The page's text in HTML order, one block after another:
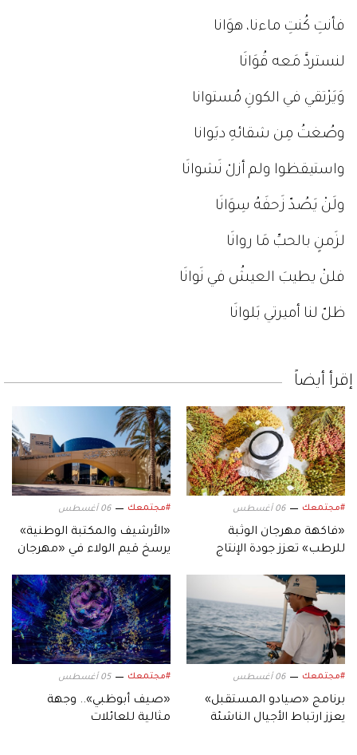
فأنتِ كُنتِ ماءنا، هوَانا
لنستردَّ مَعه قُوَانَا
وَيَرْتقي في الكونِ مُستوانا
وصُغتُ مِن شقائهِ ديَوانا
واستيقظوا ولم أزلْ نَشوانَا
ولَنْ يَصُدّ زَحفَهُ سِوَانَا
لزَمنٍ بالحبِّ مَا روانَا
فلنْ يطيبَ العيشُ في نَوانَا
ظلّ لنا أميرتي بَلوانَا
إقرأ أيضاً
#مجتمعك 06 أغسطس
«فاكهة مهرجان الوثبة
للرطب» تعزز جودة الإنتاج
#مجتمعك 06 أغسطس
«الأرشيف والمكتبة الوطنية»
يرسخ قيم الولاء في «مهرجان
#مجتمعك 06 أغسطس
برنامج «صيادو المستقبل»
يعزز ارتباط الأجيال الناشئة
#مجتمعك 05 أغسطس
«صيف أبوظبي».. وجهة
مثالية للعائلات